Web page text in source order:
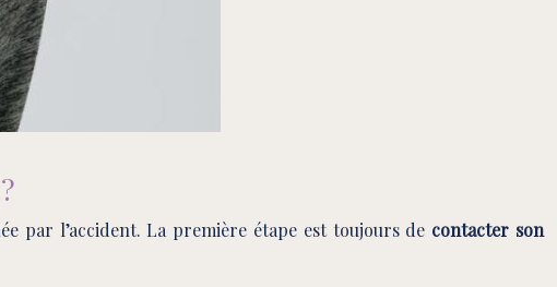
par l’accident. La première étape est toujours de contacter son